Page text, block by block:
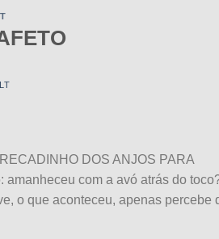
DOS ANJOS PARA
amanheceu com a avó atrás do
o que aconteceu, apenas percebe